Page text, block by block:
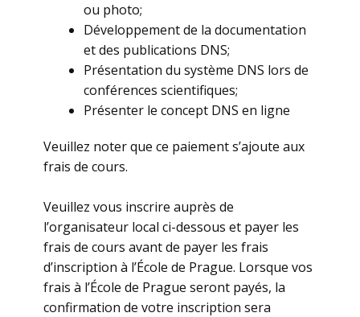
ou photo;
Développement de la documentation
et des publications DNS;
Présentation du système DNS lors de
conférences scientifiques;
Présenter le concept DNS en ligne
Veuillez noter que ce paiement s’ajoute aux
frais de cours.
Veuillez vous inscrire auprès de
l’organisateur local ci-dessous et payer les
frais de cours avant de payer les frais
d’inscription à l’École de Prague. Lorsque vos
frais à l’École de Prague seront payés, la
confirmation de votre inscription sera